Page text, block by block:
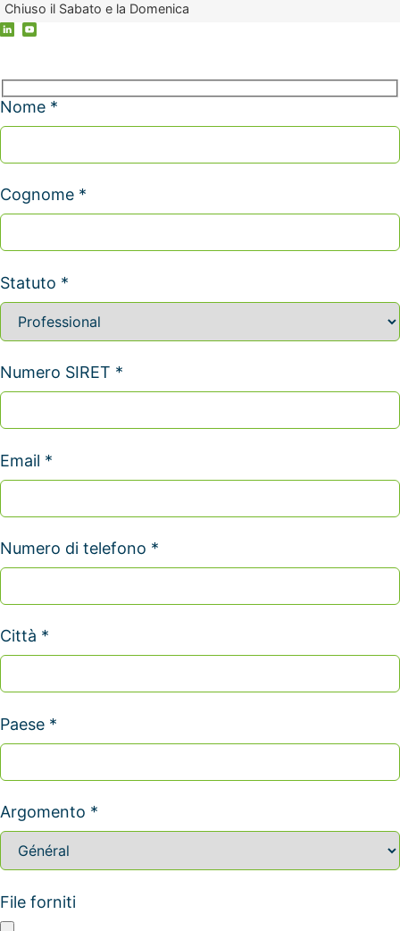
Chiuso il Sabato e la Domenica
Nome *
Cognome *
Statuto *
Numero SIRET *
Email *
Numero di telefono *
Città *
Paese *
Argomento *
File forniti